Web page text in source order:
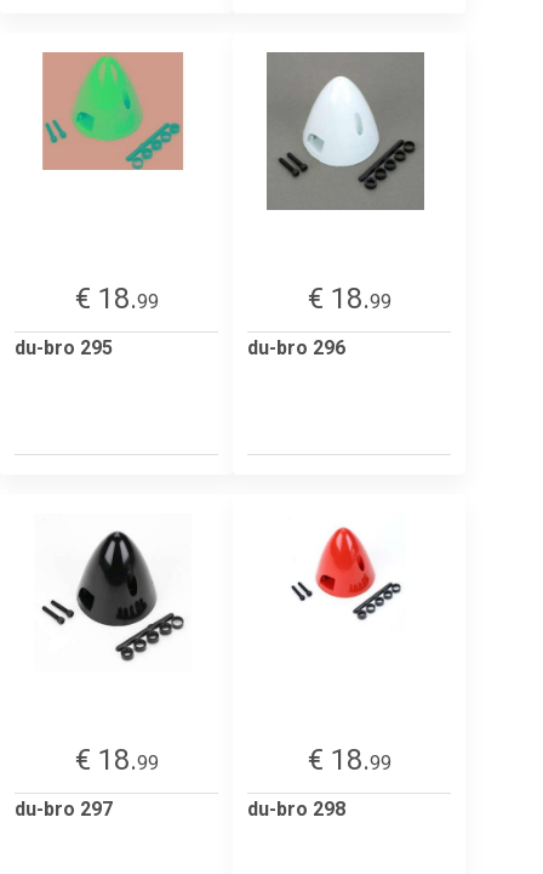
€ 18.99
du-bro 295
€ 18.99
du-bro 296
€ 18.99
du-bro 297
€ 18.99
du-bro 298